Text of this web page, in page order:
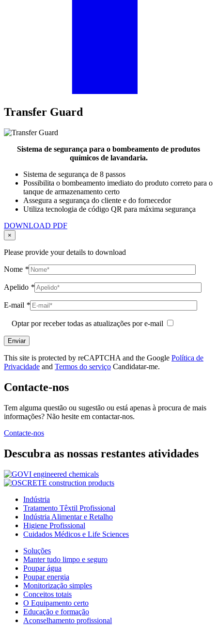
Transfer Guard
Sistema de segurança para o bombeamento de produtos
químicos de lavandaria.
Sistema de segurança de 8 passos
Possibilita o bombeamento imediato do produto correto para o
tanque de armazenamento certo
Assegura a segurança do cliente e do fornecedor
Utiliza tecnologia de código QR para máxima segurança
DOWNLOAD PDF
×
Please provide your details to download
Nome *
Apelido *
E-mail *
Optar por receber todas as atualizações por e-mail
This site is protected by reCAPTCHA and the Google Política de
Privacidade and Termos do serviço Candidatar-me.
Contacte-nos
Tem alguma questão ou sugestão ou está apenas à procura de mais
informações? Não hesite em contactar-nos.
Contacte-nos
Descubra as nossas restantes atividades
Indústria
Tratamento Têxtil Profissional
Indústria Alimentar e Retalho
Higiene Profissional
Cuidados Médicos e Life Sciences
Soluções
Manter tudo limpo e seguro
Poupar água
Poupar energia
Monitorização simples
Conceitos totais
O Equipamento certo
Educação e formação
Aconselhamento profissional